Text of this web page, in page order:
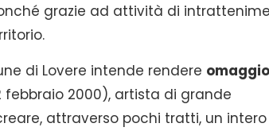
grazie ad attività di
di Lovere intende rendere omaggio
febbraio 2000), artista di grande
attraverso pochi tratti, un intero